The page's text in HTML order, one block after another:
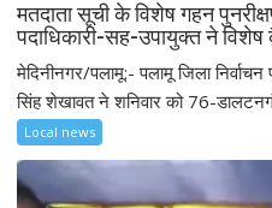
मतदाता सूची के विशेष गहन
पदाधिकारी-सह-उपायुक्त ने विशेष
मेदिनीनगर/पलामू:- पलामू जिला
सिंह शेखावत ने शनिवार को 76-
Local news